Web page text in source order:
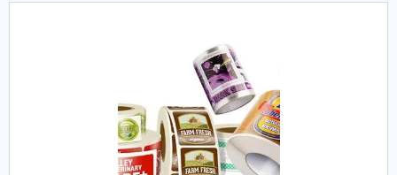
plásticos têm uma importante relevância na embalagem em
si, visto que costumam apresentar informações relevantes
sobre o produto, como componentes, fabricante e prazo de
validade. Por isso, é de vital importância que a aquisição só
seja feita em empresas especializadas. No atual mercado
comercial, é comum encontrar o produto em diferentes
materiais e destinados para diversas funções. As etiquetas